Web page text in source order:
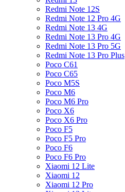
Redmi Note 12S
Redmi Note 12 Pro 4G
Redmi Note 13 4G
Redmi Note 13 Pro 4G
Redmi Note 13 Pro 5G
Redmi Note 13 Pro Plus
Poco C61
Poco C65
Poco M5S
Poco M6
Poco M6 Pro
Poco X6
Poco X6 Pro
Poco F5
Poco F5 Pro
Poco F6
Poco F6 Pro
Xiaomi 12 Lite
Xiaomi 12
Xiaomi 12 Pro